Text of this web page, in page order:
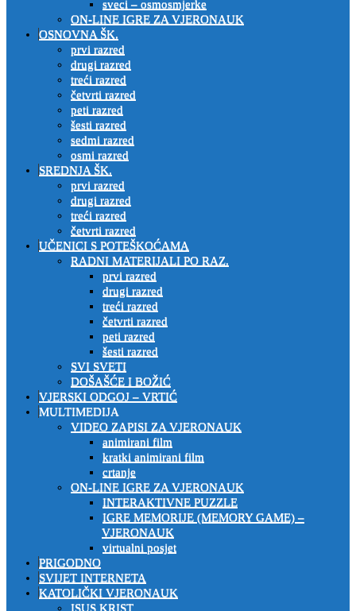
sveci – osmosmjerke
ON-LINE IGRE ZA VJERONAUK
OSNOVNA ŠK.
prvi razred
drugi razred
treći razred
četvrti razred
peti razred
šesti razred
sedmi razred
osmi razred
SREDNJA ŠK.
prvi razred
drugi razred
treći razred
četvrti razred
UČENICI S POTEŠKOĆAMA
RADNI MATERIJALI PO RAZ.
prvi razred
drugi razred
treći razred
četvrti razred
peti razred
šesti razred
SVI SVETI
DOŠAŠĆE I BOŽIĆ
VJERSKI ODGOJ – VRTIĆ
MULTIMEDIJA
VIDEO ZAPISI ZA VJERONAUK
animirani film
kratki animirani film
crtanje
ON-LINE IGRE ZA VJERONAUK
INTERAKTIVNE PUZZLE
IGRE MEMORIJE (MEMORY GAME) –
VJERONAUK
virtualni posjet
PRIGODNO
SVIJET INTERNETA
KATOLIČKI VJERONAUK
ISUS KRIST